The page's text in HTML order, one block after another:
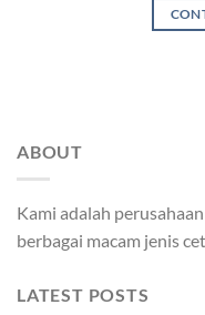
ABOUT
Kami adalah
berbagai macam jenis
LATEST POSTS